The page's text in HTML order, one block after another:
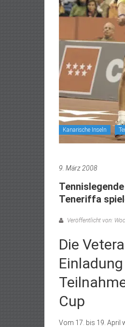
Kanarische Inseln
9. März 2008
Teneriffa
Veröffentlicht von:
Die
Cup
Vom 17. bis 19. April